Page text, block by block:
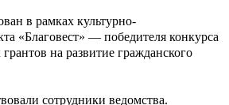
в рамках культурно-
«Благовест» — победителя конкурса
на развитие гражданского
сотрудники ведомства.